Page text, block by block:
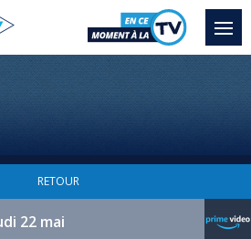
RETOUR
22 mai